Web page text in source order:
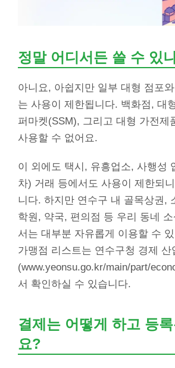
정말 어디서든 쓸 수 있
아니요, 아쉽지만 일부 대형 점포
는 사용이 제한됩니다. 백화점, 대
퍼마켓(SSM), 그리고 대형 가전제
사용할 수 없어요.
이 외에도 택시, 유흥업소, 사행성
차) 거래 등에서도 사용이 제한되
니다. 하지만 연수구 내 골목상권,
학원, 약국, 편의점 등 우리 동네 소
서는 대부분 자유롭게 이용할 수
가맹점 리스트는 연수구청 경제 산
(www.yeonsu.go.kr/main/part/
서 확인하실 수 있습니다.
결제는 어떻게 하고 등
요?